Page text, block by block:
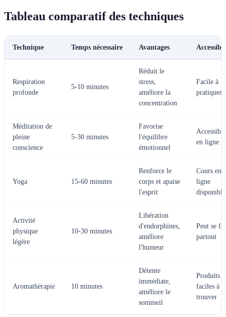
Tableau comparatif des techniques
Technique Temps nécessaire Avantages
Respiration
profonde
5-10 minutes
Réduit le
stress,
améliore la
concentration
Facile à
pratiquer
Méditation de
pleine
conscience
5-30 minutes
Favorise
l'équilibre
émotionnel
Accessible
en ligne
Yoga 15-60 minutes
Renforce le
corps et apaise
l'esprit
Cours en
ligne
Activité
physique
légère
10-30 minutes
Libération
d'endorphines,
améliore
l'humeur
Peut se
partout
Aromathérapie 10 minutes
Détente
immédiate,
améliore le
sommeil
Produits
faciles à
trouver